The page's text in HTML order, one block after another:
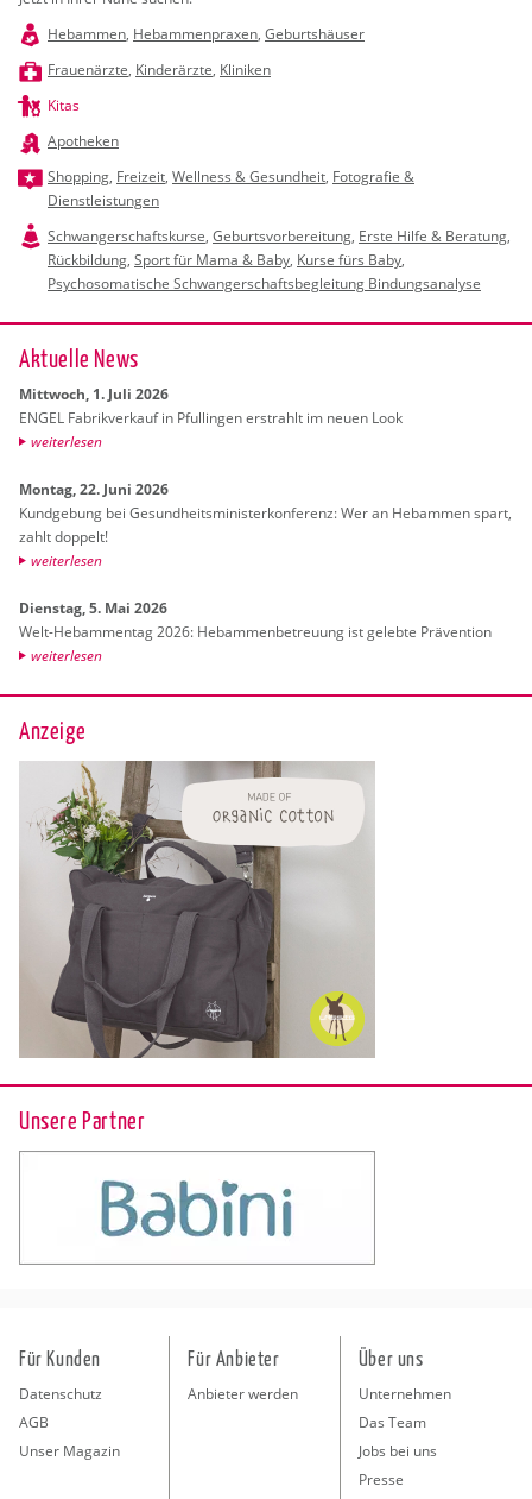
Hebammen, Hebammenpraxen, Geburtshäuser
Frauenärzte, Kinderärzte, Kliniken
Kitas
Apotheken
Shopping, Freizeit, Wellness & Gesundheit, Fotografie &
Dienstleistungen
Schwangerschaftskurse, Geburtsvorbereitung, Erste Hilfe & Beratung,
Rückbildung, Sport für Mama & Baby, Kurse fürs Baby,
Psychosomatische Schwangerschaftsbegleitung Bindungsanalyse
Ak­tu­el­le News
Mitt­woch, 1. Juli 2026
ENGEL Fa­brik­ver­kauf in Pful­lin­gen er­strahlt im neuen Look
wei­ter­le­sen
Mon­tag, 22. Juni 2026
Kund­ge­bung bei Ge­sund­heits­mi­nis­ter­kon­fe­renz: Wer an Heb­am­men spart,
zahlt dop­pelt!
wei­ter­le­sen
Diens­tag, 5. Mai 2026
Welt-Heb­am­men­tag 2026: Heb­am­men­be­treu­ung ist ge­leb­te Prä­ven­ti­on
wei­ter­le­sen
Anzeige
Unsere Partner
Für Kunden
Datenschutz
AGB
Unser Magazin
Für Anbieter
Anbieter werden
Über uns
Unternehmen
Das Team
Jobs bei uns
Presse